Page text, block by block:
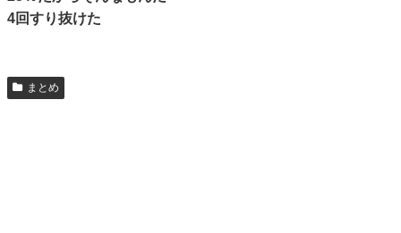
4回すり抜けた
まとめ